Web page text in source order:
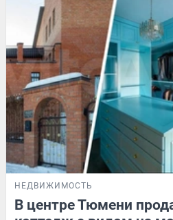
НЕДВИЖИМОСТЬ
В центре Тюмени